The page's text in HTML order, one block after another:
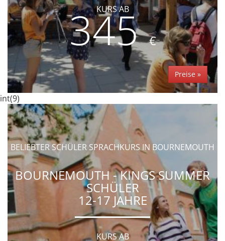
KURS AB
345€
Preise »
int(9)
BELIEBTER SCHÜLER SPRACHKURS IN BOURNEMOUTH
BOURNEMOUTH - KINGS SUMMER
SCHÜLER
12-17 JAHRE
KURS AB